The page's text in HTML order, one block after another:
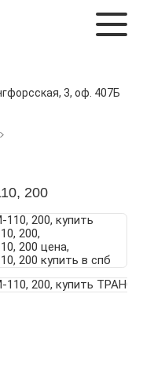
3, оф. 407Б
200